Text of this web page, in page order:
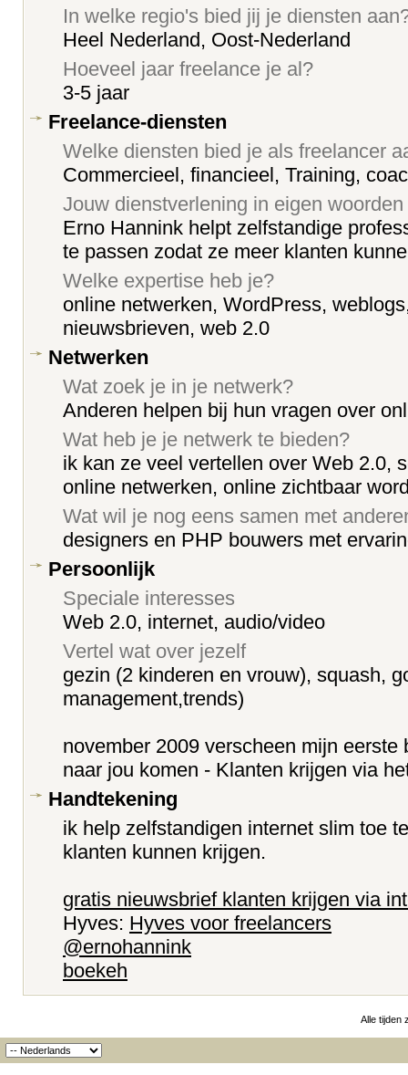
In welke regio's bied jij je diensten
Heel Nederland, Oost-Nederland
Hoeveel jaar freelance je al?
3-5 jaar
Freelance-diensten
Welke diensten bied je als freelancer
Commercieel, financieel, Training,
Jouw dienstverlening in eigen woorden
Erno Hannink helpt zelfstandige
te passen zodat ze meer klanten
Welke expertise heb je?
online netwerken, WordPress,
nieuwsbrieven, web 2.0
Netwerken
Wat zoek je in je netwerk?
Anderen helpen bij hun vragen over
Wat heb je je netwerk te bieden?
ik kan ze veel vertellen over Web 2.0,
online netwerken, online zichtbaar
Wat wil je nog eens samen met
designers en PHP bouwers met
Persoonlijk
Speciale interesses
Web 2.0, internet, audio/video
Vertel wat over jezelf
gezin (2 kinderen en vrouw), squash,
management,trends)
november 2009 verscheen mijn eerste
naar jou komen - Klanten krijgen via
Handtekening
ik help zelfstandigen internet slim toe
klanten kunnen krijgen.
gratis nieuwsbrief klanten krijgen via
Hyves: Hyves voor freelancers
@ernohannink
boekeh
Alle tijden